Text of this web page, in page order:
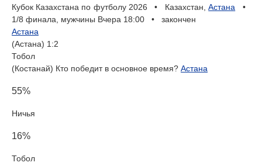
Кубок Казахстана по футболу 2026 • Казахстан,Астана •
1/8 финала, мужчины Вчера 18:00 • закончен
Астана
(Астана) 1:2
Тобол
(Костанай) Кто победит в основное время? Астана
55%
Ничья
16%
Тобол